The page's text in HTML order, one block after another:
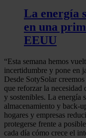
La energía
en una
EEUU
“Esta semana hemos
incertidumbre y pone en
Desde SotySolar
que reforzar la necesidad
y sostenibles. La energía
almacenamiento y back-
hogares y empresas
protegerse frente a
cada día cómo crece el